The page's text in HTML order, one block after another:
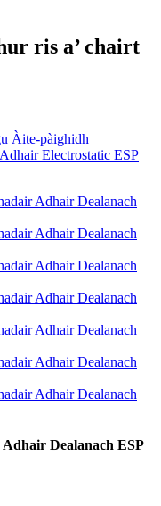
ris a’ chairt
Àite-pàighidh
Dealanach ESP